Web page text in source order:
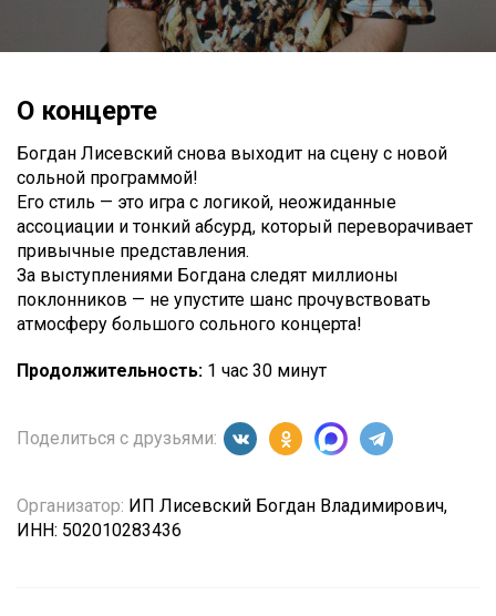
О концерте
Богдан Лисевский снова выходит на сцену с новой
сольной программой!
Его стиль — это игра с логикой, неожиданные
ассоциации и тонкий абсурд, который переворачивает
привычные представления.
За выступлениями Богдана следят миллионы
поклонников — не упустите шанс прочувствовать
атмосферу большого сольного концерта!
Продолжительность: 1 час 30 минут
Поделиться с друзьями:
Организатор: ИП Лисевский Богдан Владимирович,
ИНН: 502010283436